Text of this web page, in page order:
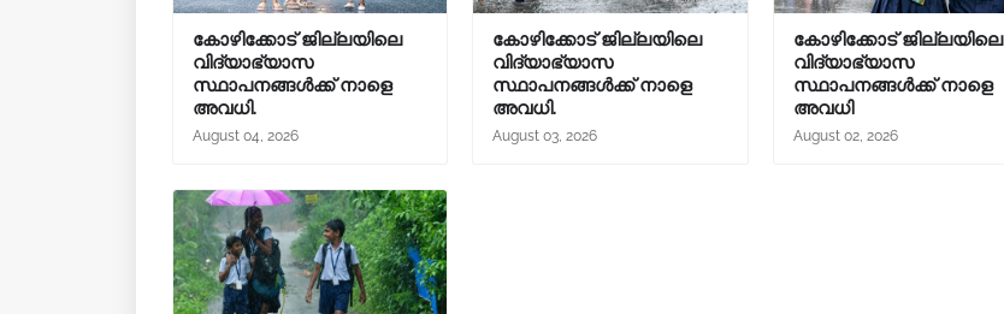
കോഴിക്കോട് ജില്ലയിലെ
വിദ്യാഭ്യാസ
സ്ഥാപനങ്ങൾക്ക് നാളെ
അവധി.
August 04, 2026
കോഴിക്കോട് ജില്ലയിലെ
വിദ്യാഭ്യാസ
സ്ഥാപനങ്ങൾക്ക് നാളെ
അവധി.
August 03, 2026
കോഴിക്കോട് ജില്ലയിലെ
വിദ്യാഭ്യാസ
സ്ഥാപനങ്ങൾക്ക് നാളെ
അവധി
August 02, 2026